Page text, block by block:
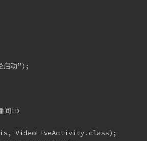
动”);
间ID
VideoLiveActivity.class);